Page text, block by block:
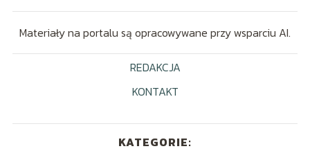
Materiały na portalu są opracowywane przy wsparciu AI.
REDAKCJA
KONTAKT
KATEGORIE: